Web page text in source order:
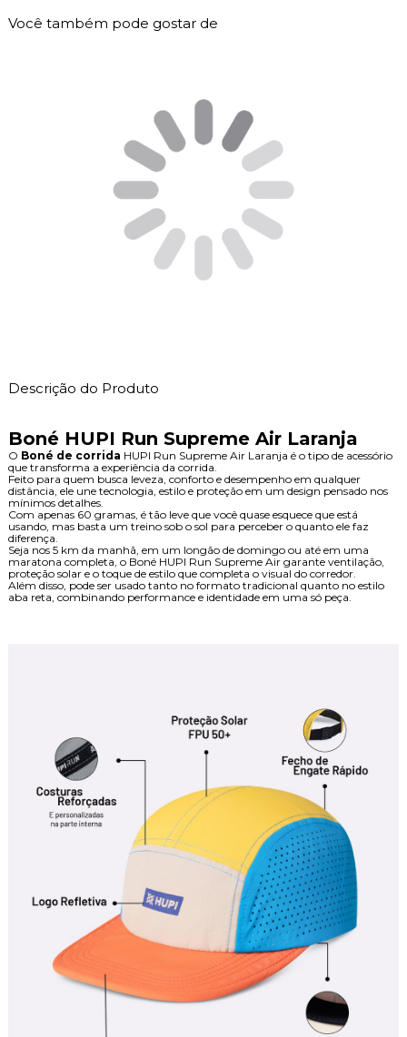
Você também pode gostar de
Descrição do Produto
Boné HUPI Run Supreme Air Laranja
O Boné de corrida HUPI Run Supreme Air Laranja é o tipo de acessório
que transforma a experiência da corrida.
Feito para quem busca leveza, conforto e desempenho em qualquer
distância, ele une tecnologia, estilo e proteção em um design pensado nos
mínimos detalhes.
Com apenas 60 gramas, é tão leve que você quase esquece que está
usando, mas basta um treino sob o sol para perceber o quanto ele faz
diferença.
Seja nos 5 km da manhã, em um longão de domingo ou até em uma
maratona completa, o Boné HUPI Run Supreme Air garante ventilação,
proteção solar e o toque de estilo que completa o visual do corredor.
Além disso, pode ser usado tanto no formato tradicional quanto no estilo
aba reta, combinando performance e identidade em uma só peça.